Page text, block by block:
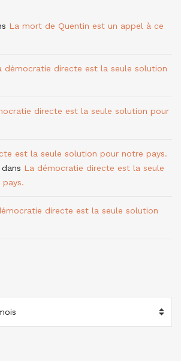
La mort de Quentin est un appel à ce
démocratie directe est la seule solution
directe est la seule solution pour
est la seule solution pour notre pays.
dans La démocratie directe est la seule
directe est la seule solution